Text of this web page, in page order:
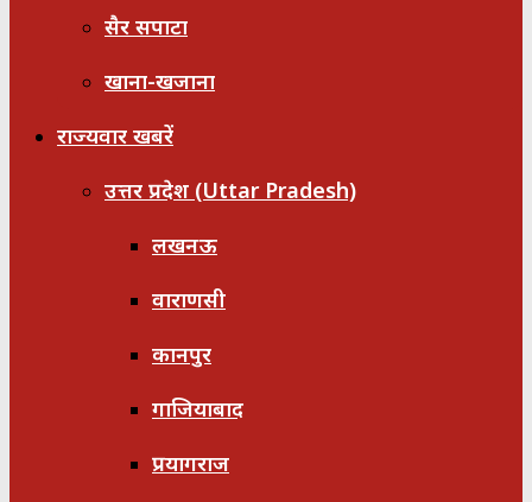
सैर सपाटा
खाना-खजाना
राज्यवार खबरें
उत्तर प्रदेश (Uttar Pradesh)
लखनऊ
वाराणसी
कानपुर
गाजियाबाद
प्रयागराज